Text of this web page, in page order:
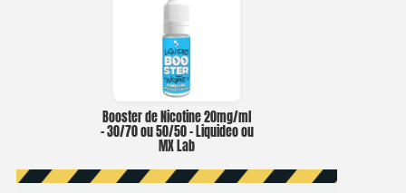
Booster de Nicotine 20mg/ml
– 30/70 ou 50/50 – Liquideo ou
MX Lab